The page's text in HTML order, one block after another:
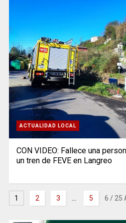
ACTUALIDAD LOCAL
CON VIDEO: Fallece una
un tren de FEVE en Langreo
1 2 3 5 6 / 25